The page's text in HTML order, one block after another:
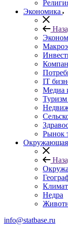
Экономика
IT
Медиа
Рынок
Окружающая
Недра
info@statbase.ru